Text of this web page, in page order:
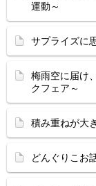
運動～
サプライズ
梅雨空に届け
クフェア～
積み重ねが大
どんぐりこ